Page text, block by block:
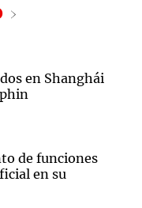
en Shanghái
de funciones
en su